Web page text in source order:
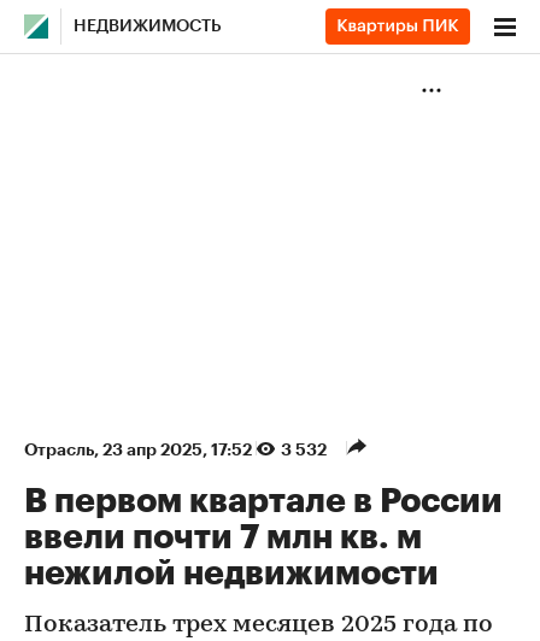
НЕДВИЖИМОСТЬ
Отрасль⁠, 23 апр 2025, 17:52 3 532
В первом квартале в России
ввели почти 7 млн кв. м
нежилой недвижимости
Показатель трех месяцев 2025 года по